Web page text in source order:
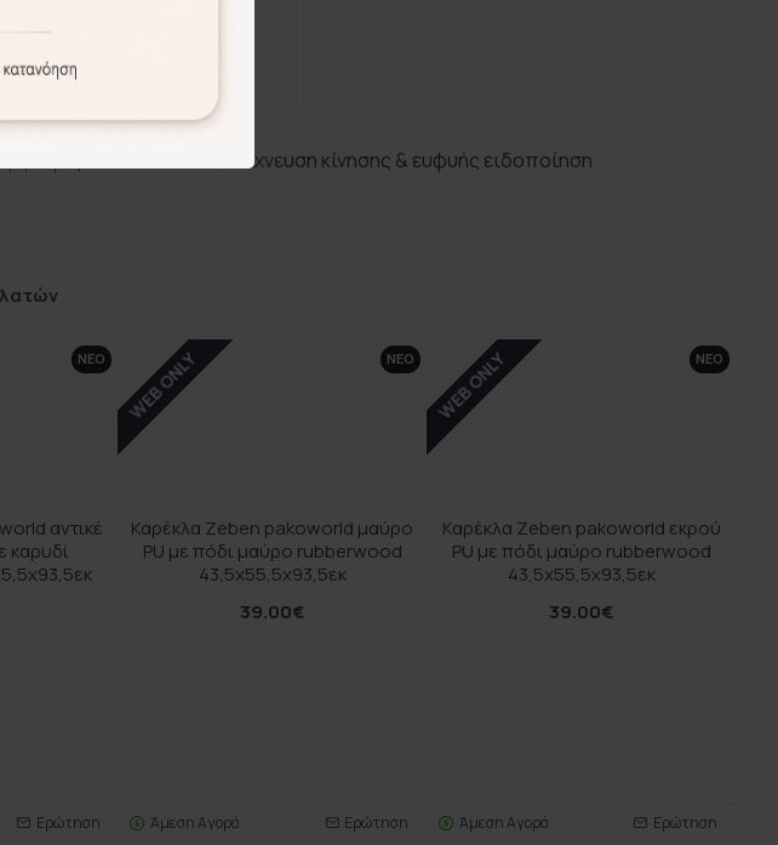
επικοινωνία, ανίχνευση κίνησης & ευφυής ειδοποίηση
ΝΕΟ
αντικέ
καρυδί
Ερώτηση
ΝΕΟ
WEB ONLY
Καρέκλα Zeben pakoworld μαύρο
PU με πόδι μαύρο rubberwood
43,5x55,5x93,5εκ
39.00€
Άμεση Αγορά Ερώτηση
ΝΕΟ
WEB ONLY
Καρέκλα Zeben pakoworld εκρού
PU με πόδι μαύρο rubberwood
43,5x55,5x93,5εκ
39.00€
Άμεση Αγορά Ερώτηση